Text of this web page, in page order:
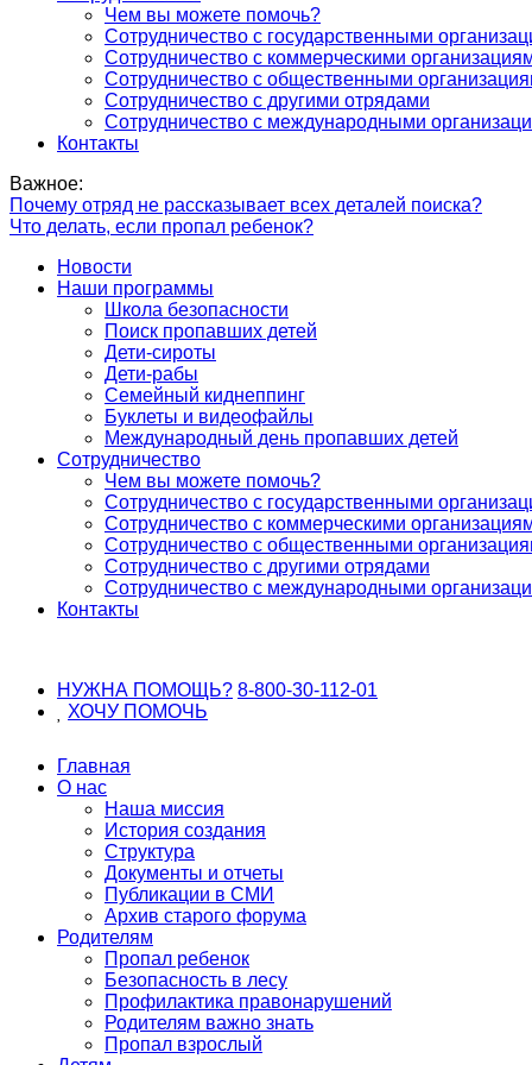
Чем вы можете помочь?
Сотрудничество с государственными
Сотрудничество с коммерческими
Сотрудничество с общественными
Сотрудничество с другими отрядами
Сотрудничество с международными
Контакты
Важное:
Почему отряд не рассказывает всех деталей поиска?
Что делать, если пропал ребенок?
Новости
Наши программы
Школа безопасности
Поиск пропавших детей
Дети-сироты
Дети-рабы
Семейный киднеппинг
Буклеты и видеофайлы
Международный день пропавших детей
Сотрудничество
Чем вы можете помочь?
Сотрудничество с государственными
Сотрудничество с коммерческими
Сотрудничество с общественными
Сотрудничество с другими отрядами
Сотрудничество с международными
Контакты
НУЖНА ПОМОЩЬ? 8-800-30-112-01
ХОЧУ ПОМОЧЬ
Главная
О нас
Наша миссия
История создания
Структура
Документы и отчеты
Публикации в СМИ
Архив старого форума
Родителям
Пропал ребенок
Безопасность в лесу
Профилактика правонарушений
Родителям важно знать
Пропал взрослый